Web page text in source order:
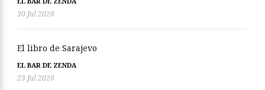
30 Jul 2026
El libro de Sarajevo
EL BAR DE ZENDA
23 Jul 2026